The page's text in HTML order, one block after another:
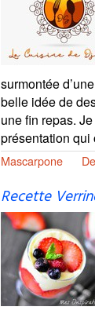
surmontée
belle idée de
une fin repas.
présentation qui
Mascarpone
Recette